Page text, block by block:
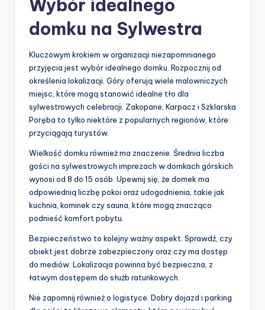
Wybór idealnego
domku na Sylwestra
Kluczowym krokiem w organizacji niezapomnianego
przyjęcia jest wybór idealnego domku. Rozpocznij od
określenia lokalizacji. Góry oferują wiele malowniczych
miejsc, które mogą stanowić idealne tło dla
sylwestrowych celebracji. Zakopane, Karpacz i Szklarska
Poręba to tylko niektóre z popularnych regionów, które
przyciągają turystów.
Wielkość domku również ma znaczenie. Średnia liczba
gości na sylwestrowych imprezach w domkach górskich
wynosi od 8 do 15 osób. Upewnij się, że domek ma
odpowiednią liczbę pokoi oraz udogodnienia, takie jak
kuchnia, kominek czy sauna, które mogą znacząco
podnieść komfort pobytu.
Bezpieczeństwo to kolejny ważny aspekt. Sprawdź, czy
obiekt jest dobrze zabezpieczony oraz czy ma dostęp
do mediów. Lokalizacja powinna być bezpieczna, z
łatwym dostępem do służb ratunkowych.
Nie zapomnij również o logistyce. Dobry dojazd i parking